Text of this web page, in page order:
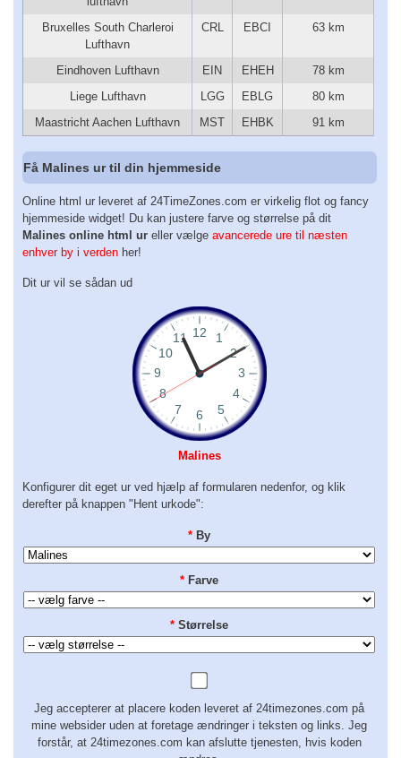
Bruxelles South Charleroi
Lufthavn
CRL EBCI 63 km
Eindhoven Lufthavn EIN EHEH
78 km
Liege Lufthavn
LGG EBLG
80 km
Maastricht Aachen Lufthavn
MST EHBK 91 km
Få Malines ur til din hjemmeside
Online html ur leveret af 24TimeZones.com er virkelig flot og fancy
hjemmeside widget! Du kan justere farve og størrelse på dit
Malines online html ur eller vælge avancerede ure til næsten
enhver by i verden her!
Dit ur vil se sådan ud
Malines
Konfigurer dit eget ur ved hjælp af formularen nedenfor, og klik
derefter på knappen "Hent urkode":
* By
* Farve
* Størrelse
Jeg accepterer at placere koden leveret af 24timezones.com på
mine websider uden at foretage ændringer i teksten og links. Jeg
forstår, at 24timezones.com kan afslutte tjenesten, hvis koden